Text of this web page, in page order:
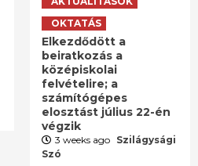
OKTATÁS
Elkezdődött a
beiratkozás a
középiskolai
felvételire; a
számítógépes
elosztást július 22-én
végzik
3 weeks ago Szilágysági
Szó